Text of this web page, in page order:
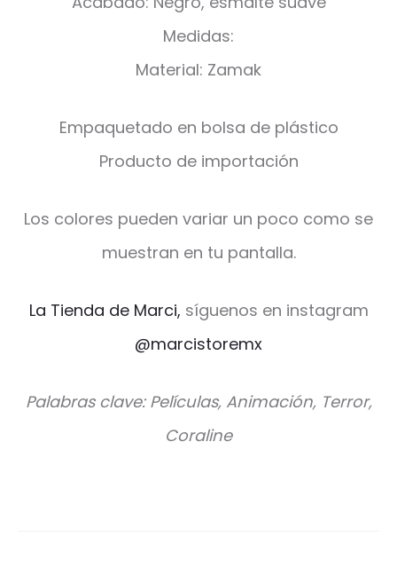
Medidas:
Material: Zamak
Empaquetado en bolsa de plástico
Producto de importación
Los colores pueden variar un poco como se
muestran en tu pantalla.
La Tienda de Marci, síguenos en instagram
@marcistoremx
Palabras clave: Películas, Animación, Terror,
Coraline